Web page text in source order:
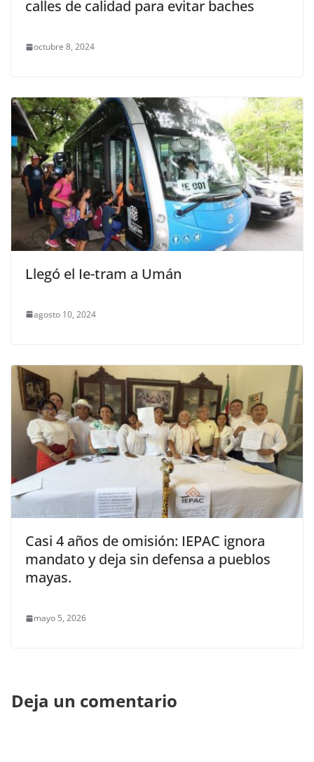
calles de calidad para evitar baches
octubre 8, 2024
Llegó el Ie-tram a Umán
agosto 10, 2024
Casi 4 años de omisión: IEPAC ignora
mandato y deja sin defensa a pueblos
mayas.
mayo 5, 2026
Deja un comentario